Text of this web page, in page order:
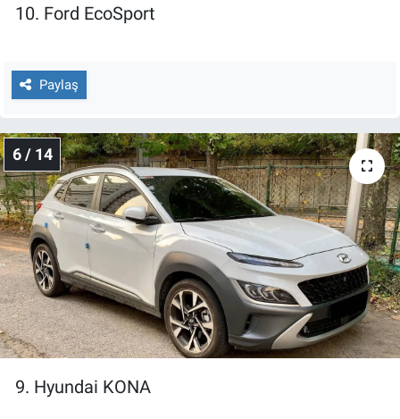
10. Ford EcoSport
Paylaş
6 / 14
9. Hyundai KONA